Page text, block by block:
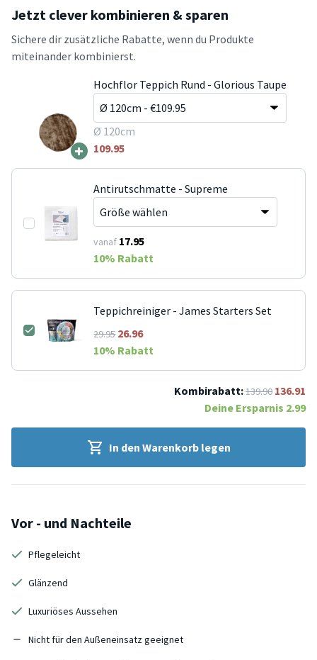
Jetzt clever kombinieren & sparen
Sichere dir zusätzliche Rabatte, wenn du Produkte
miteinander kombinierst.
+
Hochflor Teppich Rund - Glorious Taupe
Ø 120cm
109.95
Antirutschmatte - Supreme
vanaf 17.95
10% Rabatt
Teppichreiniger - James Starters Set
29.9526.96
10% Rabatt
Kombirabatt:139.90 136.91
Deine Ersparnis 2.99
In den Warenkorb legen
Vor - und Nachteile
Pflegeleicht
Glänzend
Luxuriöses Aussehen
Nicht für den Außeneinsatz geeignet